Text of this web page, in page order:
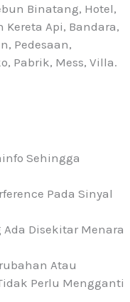
Binatang, Hotel,
Api, Bandara,
Pedesaan,
Pabrik, Mess, Villa.
Sehingga
Pada Sinyal
Disekitar Menara
Atau
Perlu Mengganti